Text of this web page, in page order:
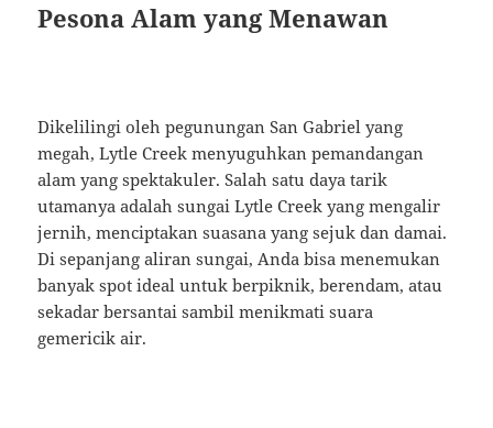
Pesona Alam yang Menawan
Dikelilingi oleh pegunungan San Gabriel yang
megah, Lytle Creek menyuguhkan pemandangan
alam yang spektakuler. Salah satu daya tarik
utamanya adalah sungai Lytle Creek yang mengalir
jernih, menciptakan suasana yang sejuk dan damai.
Di sepanjang aliran sungai, Anda bisa menemukan
banyak spot ideal untuk berpiknik, berendam, atau
sekadar bersantai sambil menikmati suara
gemericik air.